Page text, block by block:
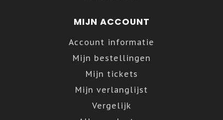
MIJN ACCOUNT
Account informatie
Mijn bestellingen
Mijn tickets
Mijn verlanglijst
Vergelijk